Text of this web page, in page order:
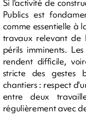
Si l'activité de
Publics est
comme essentielle à
travaux relevant de
périls imminents.
rendent difficile,
stricte des gestes
chantiers : respect
entre deux
régulièrement avec